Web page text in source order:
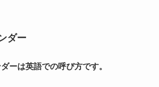
ダー
ーは英語での呼び方です。